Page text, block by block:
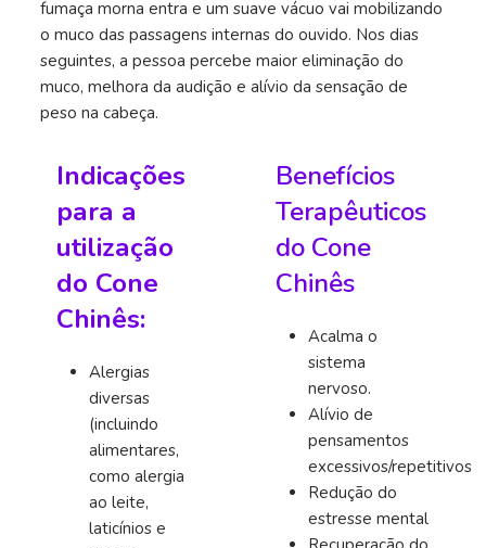
fumaça morna entra e um suave vácuo vai mobilizando
o muco das passagens internas do ouvido. Nos dias
seguintes, a pessoa percebe maior eliminação do
muco, melhora da audição e alívio da sensação de
peso na cabeça.
Indicações
para a
utilização
do Cone
Chinês:
Alergias
diversas
(incluindo
alimentares,
como alergia
ao leite,
laticínios e
Benefícios
Terapêuticos
do Cone
Chinês
Acalma o
sistema
nervoso.
Alívio de
pensamentos
excessivos/repetitivos
Redução do
estresse mental